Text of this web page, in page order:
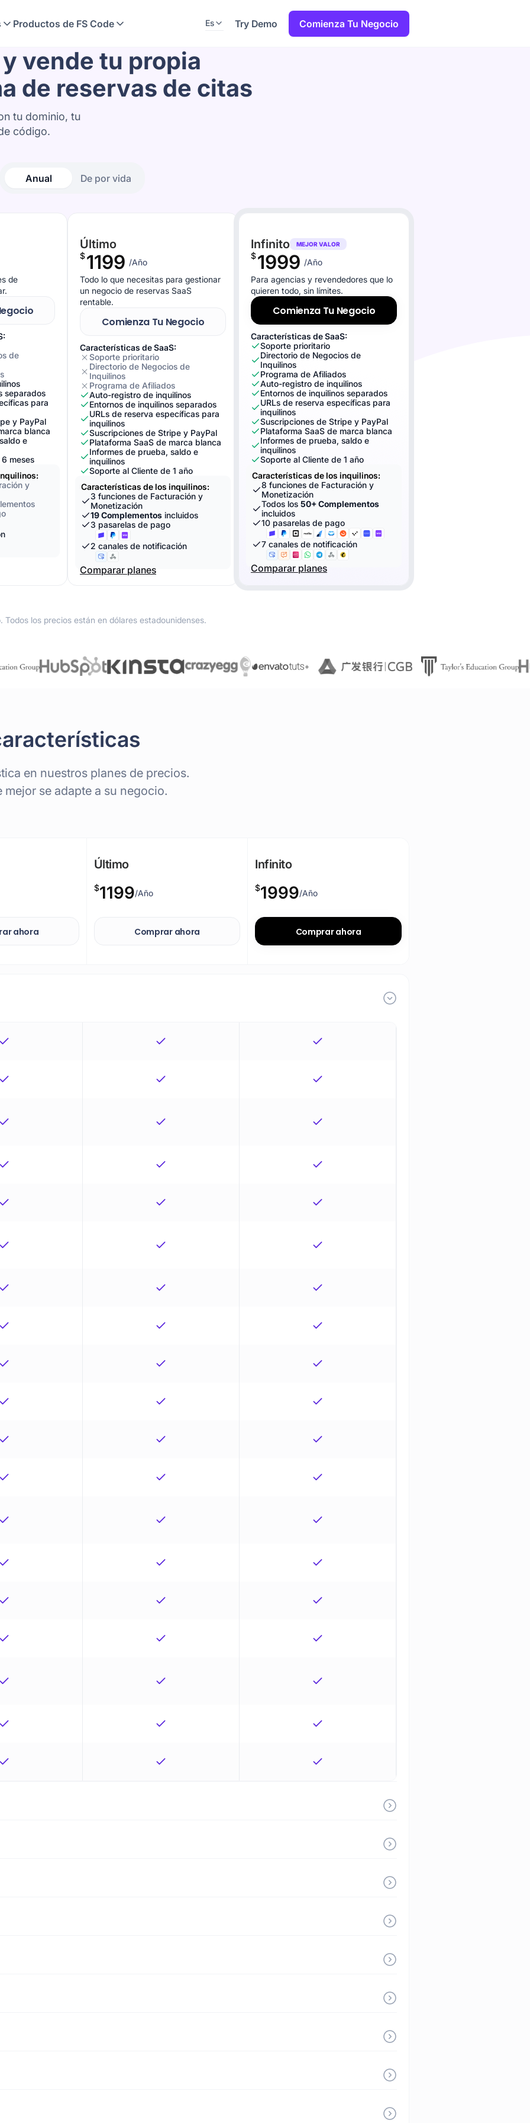
Productos de FS Code Es Try Demo Comienza Tu Negocio
vende tu propia
de reservas de citas
tu dominio, tu
código.
Anual De por vida
de
de
separados
para
y PayPal
blanca
e
meses
y
Último
$1199 /Año
Todo lo que necesitas para gestionar
un negocio de reservas SaaS
rentable.
Comienza Tu Negocio
Características de SaaS:
Soporte prioritario
Directorio de Negocios de
Inquilinos
Programa de Afiliados
Auto-registro de inquilinos
Entornos de inquilinos separados
URLs de reserva específicas para
inquilinos
Suscripciones de Stripe y PayPal
Plataforma SaaS de marca blanca
Informes de prueba, saldo e
inquilinos
Soporte al Cliente de 1 año
Características de los inquilinos:
3 funciones de Facturación y
Monetización
19 Complementos incluidos
3 pasarelas de pago
2 canales de notificación
Comparar planes
Infinito MEJOR VALOR
$1999 /Año
Para agencias y revendedores que lo
quieren todo, sin límites.
Comienza Tu Negocio
Características de SaaS:
Soporte prioritario
Directorio de Negocios de
Inquilinos
Programa de Afiliados
Auto-registro de inquilinos
Entornos de inquilinos separados
URLs de reserva específicas para
inquilinos
Suscripciones de Stripe y PayPal
Plataforma SaaS de marca blanca
Informes de prueba, saldo e
inquilinos
Soporte al Cliente de 1 año
Características de los inquilinos:
8 funciones de Facturación y
Monetización
Todos los 50+ Complementos
incluidos
10 pasarelas de pago
7 canales de notificación
Comparar planes
Todos los precios están en dólares estadounidenses.
en nuestros planes de precios.
se adapte a su negocio.
ahora
Último
$1199/Año
Comprar ahora
Infinito
$1999/Año
Comprar ahora